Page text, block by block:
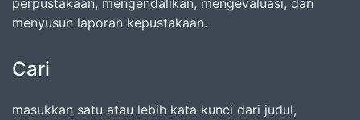
perpustakaan, mengendalikan, mengevaluasi, dan
menyusun laporan kepustakaan.
Cari
masukkan satu atau lebih kata kunci dari judul,